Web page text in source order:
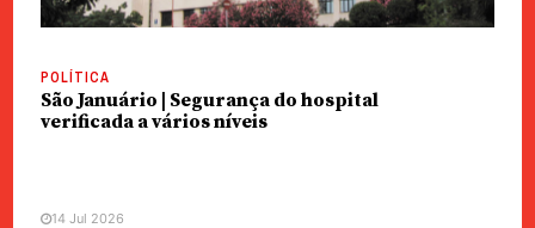
POLÍTICA
São Januário | Segurança do hospital
verificada a vários níveis
14 Jul 2026